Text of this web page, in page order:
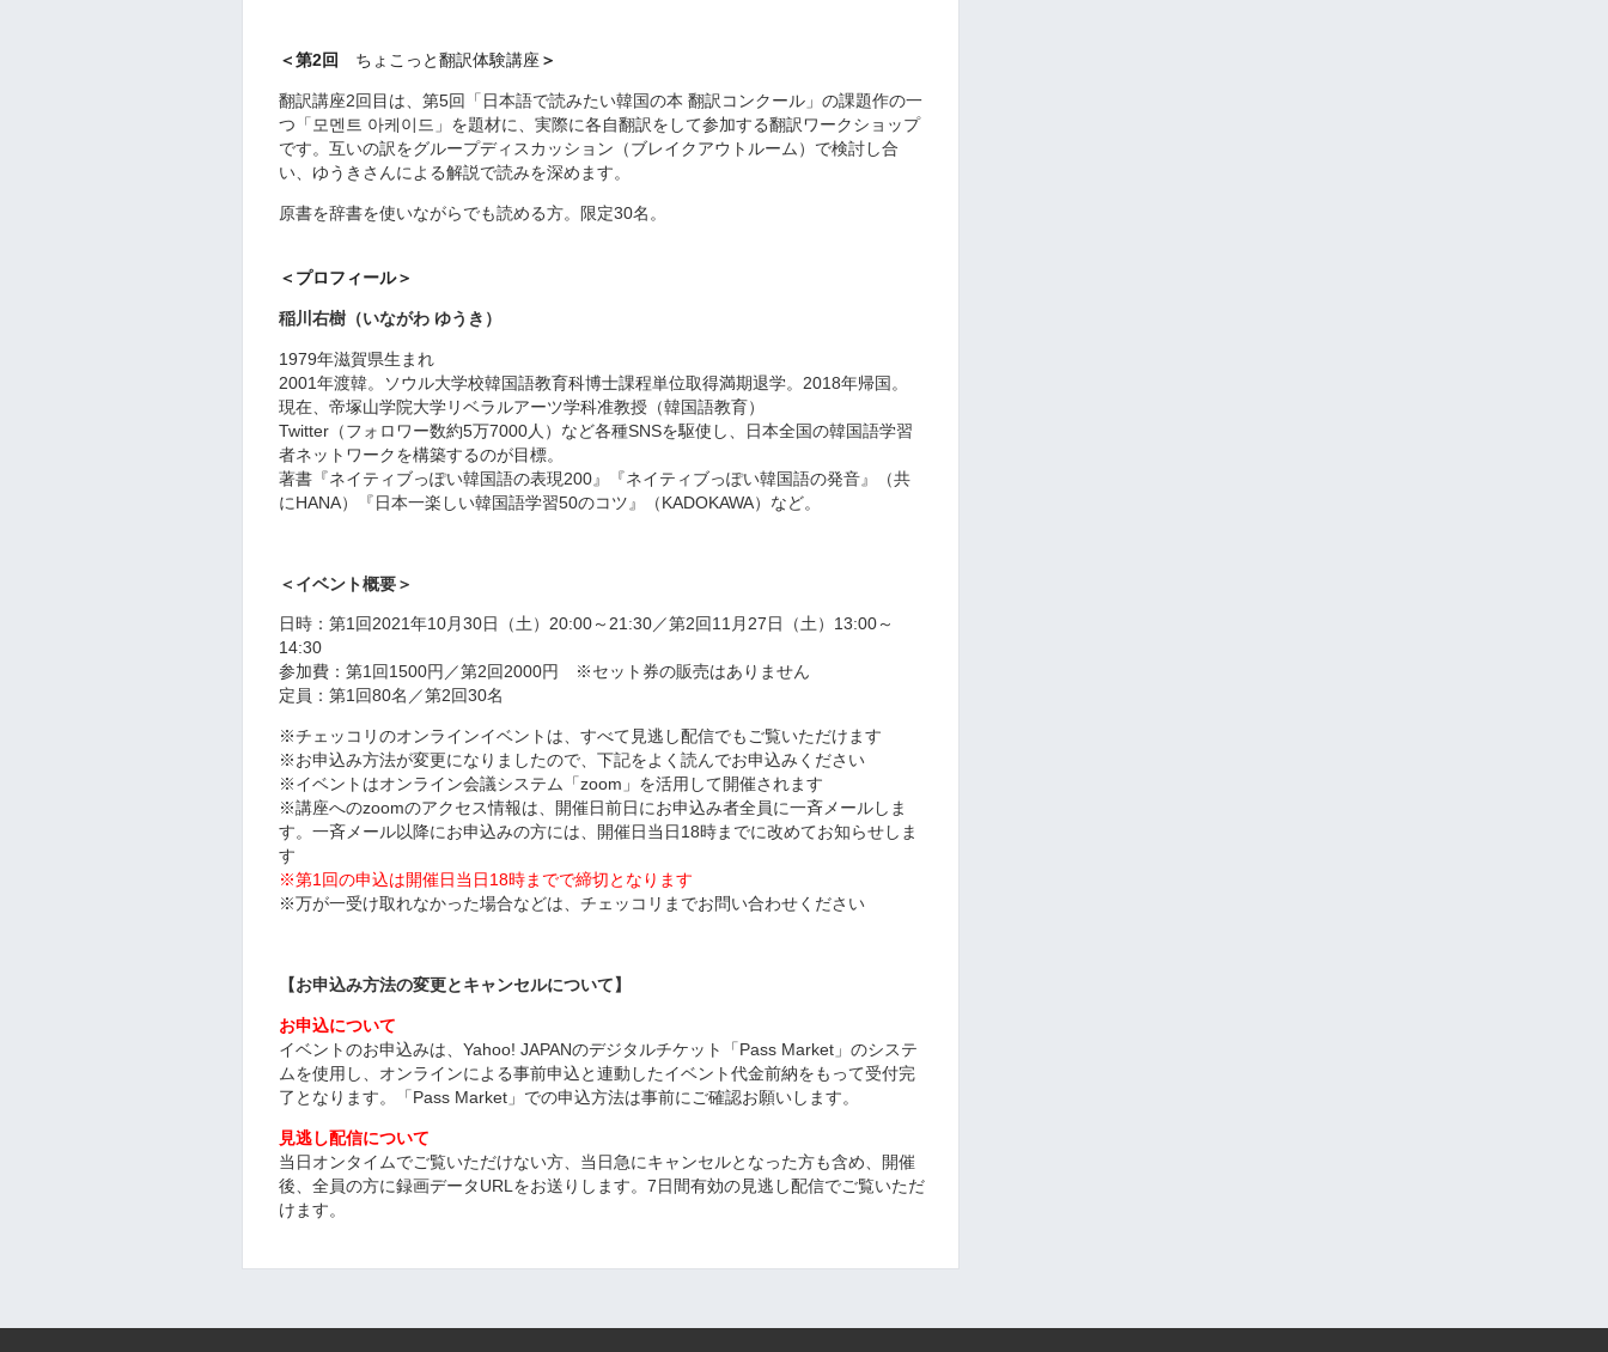
＜第2回 ちょこっと翻訳体験講座 ＞
翻訳講座2回目は、第5回「日本語で読みたい韓国の本 翻訳コンクール」の課題作の一
つ「모멘트 아케이드」を題材に、実際に各自翻訳をして参加する翻訳ワークショップ
です。互いの訳をグループディスカッション（ブレイクアウトルーム）で検討し合
い、ゆうきさんによる解説で読みを深めます。
原書を辞書を使いながらでも読める方。限定30名。
＜プロフィール＞
稲川右樹（いながわ ゆうき）
1979年滋賀県生まれ
2001年渡韓。ソウル大学校韓国語教育科博士課程単位取得満期退学。2018年帰国。
現在、帝塚山学院大学リベラルアーツ学科准教授（韓国語教育）
Twitter（フォロワー数約5万7000人）など各種SNSを駆使し、日本全国の韓国語学習
者ネットワークを構築するのが目標。
著書『ネイティブっぽい韓国語の表現200』『ネイティブっぽい韓国語の発音』（共
にHANA）『日本一楽しい韓国語学習50のコツ』（KADOKAWA）など。
＜イベント概要＞
日時：第1回2021年10月30日（土）20:00～21:30／第2回11月27日（土）13:00～
14:30
参加費：第1回1500円／第2回2000円 ※セット券の販売はありません
定員：第1回80名／第2回30名
※チェッコリのオンラインイベントは、すべて見逃し配信でもご覧いただけます
※お申込み方法が変更になりましたので、下記をよく読んでお申込みください
※イベントはオンライン会議システム「zoom」を活用して開催されます
※講座へのzoomのアクセス情報は、開催日前日にお申込み者全員に一斉メールしま
す。一斉メール以降にお申込みの方には、開催日当日18時までに改めてお知らせしま
す
※第1回の申込は開催日当日18時までで締切となります
※万が一受け取れなかった場合などは、チェッコリまでお問い合わせください
【お申込み方法の変更とキャンセルについて】
お申込について
イベントのお申込みは、Yahoo! JAPANのデジタルチケット「Pass Market」のシステ
ムを使用し、オンラインによる事前申込と連動したイベント代金前納をもって受付完
了となります。「Pass Market」での申込方法は事前にご確認お願いします。
見逃し配信について
当日オンタイムでご覧いただけない方、当日急にキャンセルとなった方も含め、開催
後、全員の方に録画データURLをお送りします。7日間有効の見逃し配信でご覧いただ
けます。